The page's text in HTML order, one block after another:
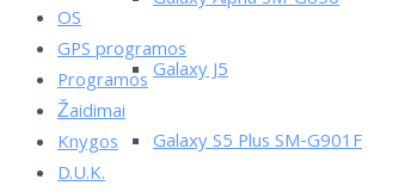
Galaxy J5
Galaxy S5 Plus SM-G901F
OS
GPS programos
Programos
Žaidimai
Knygos
D.U.K.